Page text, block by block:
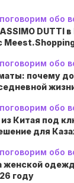
обо
DUTTI в
обо
почему
обо
из Китая под
для
обо
женской
году